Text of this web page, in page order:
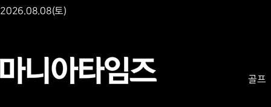
2026.08.08(토)
골프